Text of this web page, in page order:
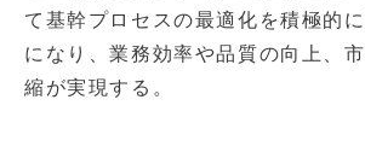
て基幹プロセスの最適化を積極的
になり、業務効率や品質の向上、
縮が実現する。